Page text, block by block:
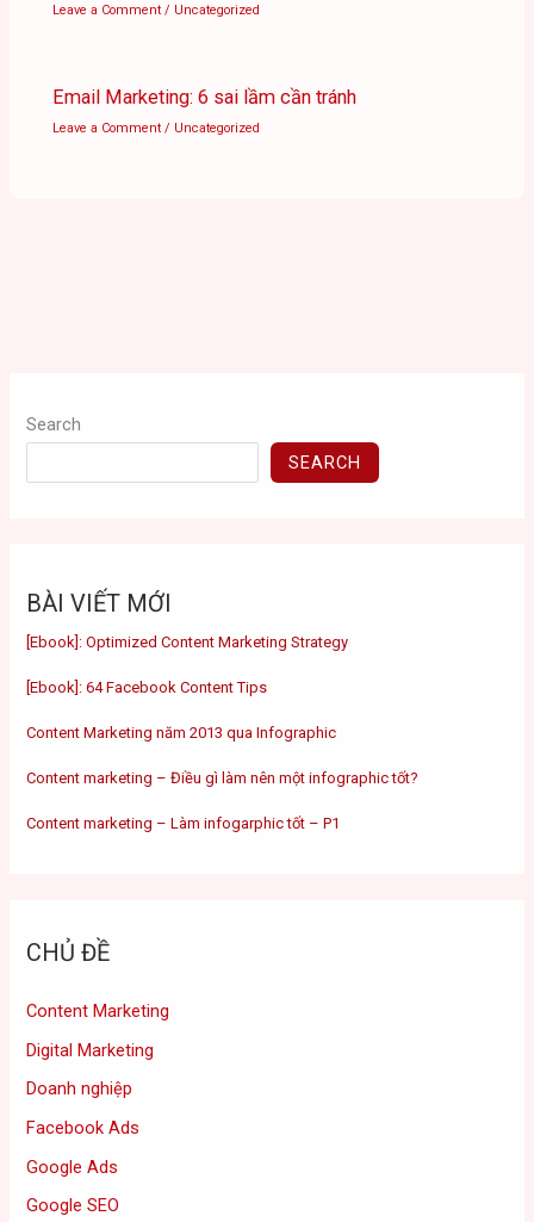
Leave a Comment / Uncategorized
Email Marketing: 6 sai lầm cần tránh
Leave a Comment / Uncategorized
Search
SEARCH
BÀI VIẾT MỚI
[Ebook]: Optimized Content Marketing Strategy
[Ebook]: 64 Facebook Content Tips
Content Marketing năm 2013 qua Infographic
Content marketing – Điều gì làm nên một infographic tốt?
Content marketing – Làm infogarphic tốt – P1
CHỦ ĐỀ
Content Marketing
Digital Marketing
Doanh nghiệp
Facebook Ads
Google Ads
Google SEO